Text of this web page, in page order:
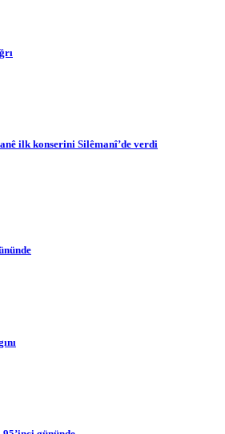
ilk konserini Silêmanî’de verdi